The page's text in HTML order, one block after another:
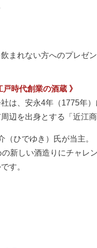
まれない方へのプレゼ
時代創業の酒蔵 》
は、安永4年（1775年）
辺を出身とする「近江
ひでゆき）氏が当主。
新しい酒造りにチャレン
す。